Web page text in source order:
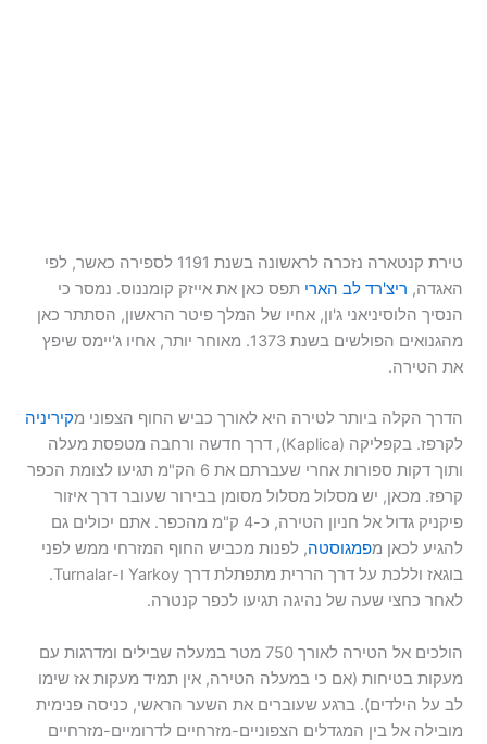
טירת קנטארה נזכרה לראשונה בשנת 1191 לספירה כאשר, לפי
האגדה, ריצ'רד לב הארי תפס כאן את אייזק קומננוס. נמסר כי
הנסיך הלוסיניאני ג'ון, אחיו של המלך פיטר הראשון, הסתתר כאן
מהגנואים הפולשים בשנת 1373. מאוחר יותר, אחיו ג'יימס שיפץ
את הטירה.
הדרך הקלה ביותר לטירה היא לאורך כביש החוף הצפוני מקיריניה
לקרפז. בקפליקה (Kaplica), דרך חדשה ורחבה מטפסת מעלה
ותוך דקות ספורות אחרי שעברתם את 6 הק"מ תגיעו לצומת הכפר
קרפז. מכאן, יש מסלול מסלול מסומן בבירור שעובר דרך איזור
פיקניק גדול אל חניון הטירה, כ-4 ק"מ מהכפר. אתם יכולים גם
להגיע לכאן מפמגוסטה, לפנות מכביש החוף המזרחי ממש לפני
בוגאז וללכת על דרך הררית מתפתלת דרך Yarkoy ו-Turnalar.
לאחר כחצי שעה של נהיגה תגיעו לכפר קנטרה.
הולכים אל הטירה לאורך 750 מטר במעלה שבילים ומדרגות עם
מעקות בטיחות (אם כי במעלה הטירה, אין תמיד מעקות אז שימו
לב על הילדים). ברגע שעוברים את השער הראשי, כניסה פנימית
מובילה אל בין המגדלים הצפוניים-מזרחיים לדרומיים-מזרחיים